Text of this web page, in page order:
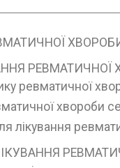
РЕВМАТИЧНОЇ
ревматичної
хвороби
лікування